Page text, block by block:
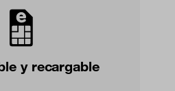
y recargable